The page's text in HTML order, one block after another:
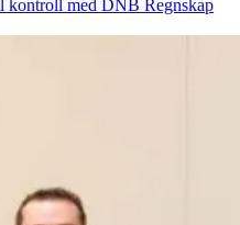
kontroll med DNB Regnskap